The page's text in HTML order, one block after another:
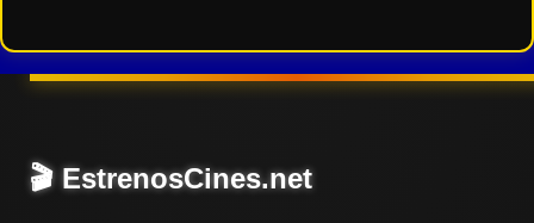
🎬 EstrenosCines.net